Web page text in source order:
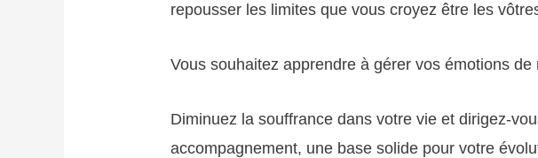
repousser les limites que vous croyez être les
Vous souhaitez apprendre à gérer vos émotions
Diminuez la souffrance dans votre vie et dirigez-
accompagnement, une base solide pour votre